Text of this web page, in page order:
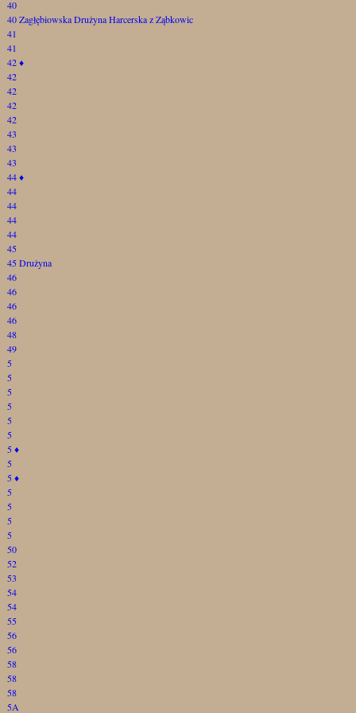
40
40 Zagłębiowska Drużyna Harcerska z Ząbkowic
41
41
42♦
42
42
42
42
43
43
43
44♦
44
44
44
44
45
45 Drużyna
46
46
46
46
48
49
5
5
5
5
5
5
5♦
5
5♦
5
5
5
5
50
52
53
54
54
55
56
56
58
58
58
5A